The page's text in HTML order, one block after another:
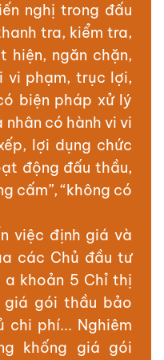
nghị trong đấu
tra, kiểm tra,
hiện, ngăn chặn,
vi phạm, trục lợi,
biện pháp xử lý
có hành vi vi
lợi dụng chức
động đấu thầu,
cấm”, “không có
việc định giá và
các Chủ đầu tư
khoản 5 Chỉ thị
giá gói thầu bảo
chi phí... Nghiêm
khống giá gói